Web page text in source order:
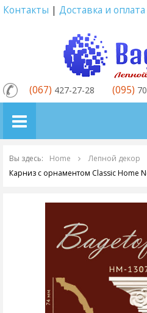
Контакты | Доставка и оплата
(067) 427-27-28 (095)
Вы здесь: Home Лепной декор
Карниз с орнаментом Classic Home